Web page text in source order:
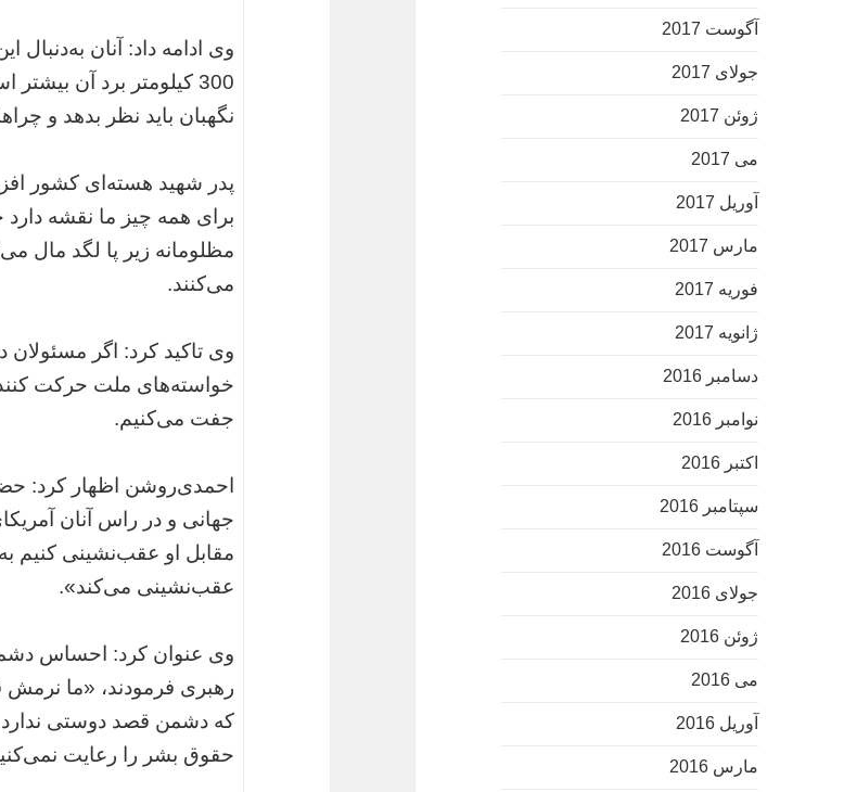
آگوست 2017
جولای 2017
ژوئن 2017
می 2017
آوریل 2017
مارس 2017
فوریه 2017
ژانویه 2017
دسامبر 2016
نوامبر 2016
اکتبر 2016
سپتامبر 2016
آگوست 2016
جولای 2016
ژوئن 2016
می 2016
آوریل 2016
مارس 2016
وی ادامه داد: آنان
300 کیلومتر برد آن
نگهبان باید نظر بدهد و
پدر شهید هسته‌ای کشور
برای همه چیز ما نقشه
مظلومانه زیر پا لگد مال
می‌کنند.
وی تاکید کرد: اگر
خواسته‌های ملت حرکت
جفت می‌کنیم.
احمدی‌روشن اظهار کرد:
جهانی و در راس آنان
مقابل او عقب‌نشینی کنیم
عقب‌نشینی می‌کند».
وی عنوان کرد: احساس
رهبری فرمودند، «ما نرمش
که دشمن قصد دوستی ندارد،
حقوق بشر را رعایت